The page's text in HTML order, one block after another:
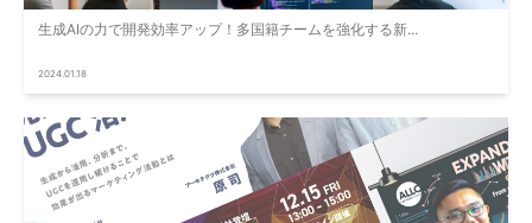
生成AIの力で開発効率アップ！多国籍チームを強化する新...
2024.01.18